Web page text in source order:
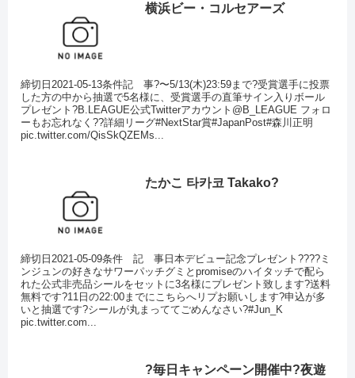
横浜ビー・コルセアーズ
締切日2021-05-13条件記 事?〜5/13(木)23:59まで?受賞選手に投票
した方の中から抽選で5名様に、受賞選手の直筆サイン入りボール
プレゼント?B.LEAGUE公式Twitterアカウント@B_LEAGUE フォロ
ーもお忘れなく??詳細リーグ#NextStar賞#JapanPost#森川正明
pic.twitter.com/QisSkQZEMs...
たかこ 타카코 Takako?
締切日2021-05-09条件 記 事日本デビュー記念プレゼント????ミ
ンジュンの好きなサワーパッチグミとpromiseのハイタッチで配ら
れた公式非売品シールをセットに3名様にプレゼント致します?送料
無料です?11日の22:00までにこちらへリプお願いします?申込が多
いと抽選です?シールが丸まっててごめんなさい?#Jun_K
pic.twitter.com...
?毎日キャンペーン開催中?夜遊